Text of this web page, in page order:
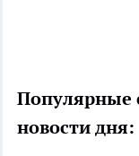
Популярные
новости дня: